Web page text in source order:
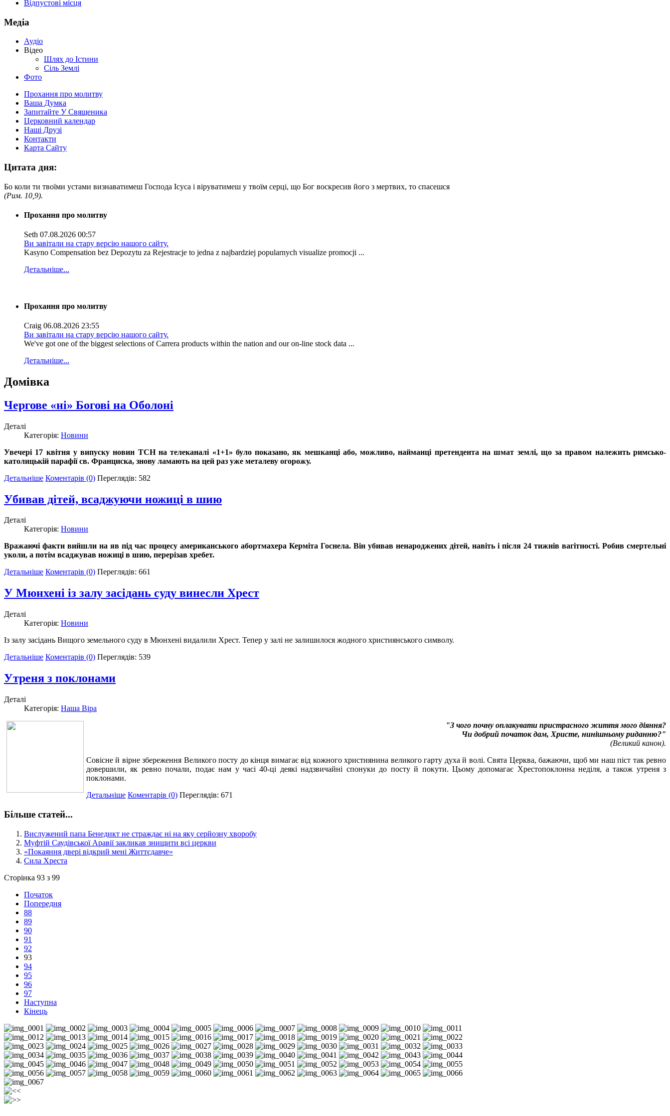
Відпустові місця
Медіа
Аудіо
Відео
Шлях до Істини
Сіль Землі
Фото
Прохання про молитву
Ваша Думка
Запитайте У Священика
Церковний календар
Наші Друзі
Контакти
Карта Сайту
Цитата дня:
Бо коли ти твоїми устами визнаватимеш Господа Ісуса і віруватимеш у твоїм серці, що Бог воскресив його з мертвих, то спасешся
(Рим. 10,9).
Прохання про молитву
Seth 07.08.2026 00:57
Ви завітали на стару версію нашого сайту.
Kasyno Compensation bez Depozytu za Rejestracje to jedna z najbardziej popularnych visualize promocji ...
Детальніше...
Прохання про молитву
Craig 06.08.2026 23:55
Ви завітали на стару версію нашого сайту.
We've got one of the biggest selections of Carrera products within the nation and our on-line stock data ...
Детальніше...
Домівка
Чергове «ні» Богові на Оболоні
Деталі
Категорія: Новини
Увечері 17 квітня у випуску новин ТСН на телеканалі «1+1» було показано, як мешканці або, можливо, найманці претендента на шмат землі, що за правом належить римсько-
католицькій парафії св. Франциска, знову ламають на цей раз уже металеву огорожу.
Детальніше Коментарів (0) Переглядів: 582
Убивав дітей, всаджуючи ножиці в шию
Деталі
Категорія: Новини
Вражаючі факти вийшли на яв під час процесу американського абортмахера Керміта Госнела. Він убивав ненароджених дітей, навіть і після 24 тижнів вагітності. Робив смертельні
уколи, а потім всаджував ножиці в шию, перерізав хребет.
Детальніше Коментарів (0) Переглядів: 661
У Мюнхені із залу засідань суду винесли Хрест
Деталі
Категорія: Новини
Із залу засідань Вищого земельного суду в Мюнхені видалили Хрест. Тепер у залі не залишилося жодного християнського символу.
Детальніше Коментарів (0) Переглядів: 539
Утреня з поклонами
Деталі
Категорія: Наша Віра
"З чого почну оплакувати пристрасного життя мого діяння?
Чи добрий початок дам, Христе, нинішньому риданню?"
(Великий канон).
Совісне й вірне збереження Великого посту до кінця вимагає від кожного християнина великого гарту духа й волі. Свята Церква, бажаючи, щоб ми наш піст так ревно
довершили, як ревно почали, подає нам у часі 40-ці деякі надзвичайні спонуки до посту й покути. Цьому допомагає Хрестопоклонна неділя, а також утреня з
поклонами.
Детальніше Коментарів (0) Переглядів: 671
Більше статей...
Вислужений папа Бенедикт не страждає ні на яку серйозну хворобу
Муфтій Саудівської Аравії закликав знищити всі церкви
«Покаяння двері відкрий мені Життєдавче»
Сила Хреста
Сторінка 93 з 99
Початок
Попередня
88
89
90
91
92
93
94
95
96
97
Наступна
Кінець